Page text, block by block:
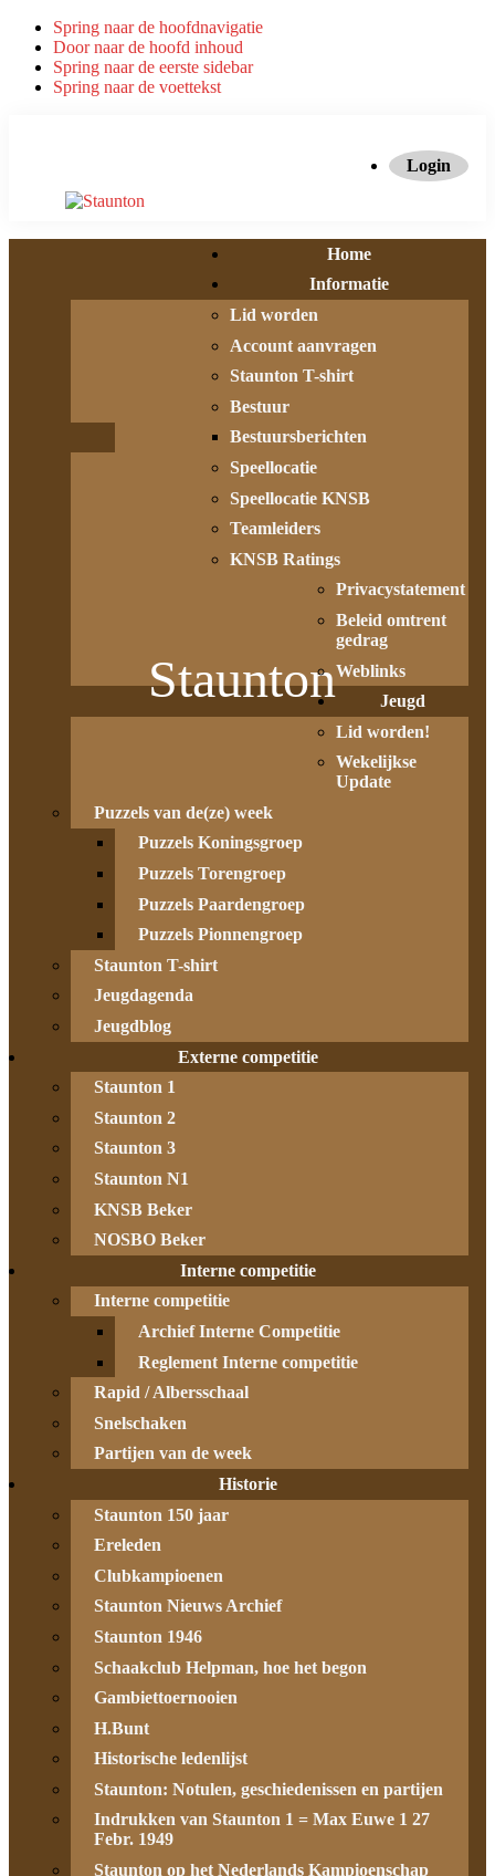
Spring naar de hoofdnavigatie
Door naar de hoofd inhoud
Spring naar de eerste sidebar
Spring naar de voettekst
Login
Staunton
Home
Informatie
Lid worden
Account aanvragen
Staunton T-shirt
Bestuur
Bestuursberichten
Speellocatie
Speellocatie KNSB
Teamleiders
KNSB Ratings
Privacystatement
Beleid omtrent
gedrag
Weblinks
Jeugd
Lid worden!
Wekelijkse
Update
Puzzels van de(ze) week
Puzzels Koningsgroep
Puzzels Torengroep
Puzzels Paardengroep
Puzzels Pionnengroep
Staunton T-shirt
Jeugdagenda
Jeugdblog
Externe competitie
Staunton 1
Staunton 2
Staunton 3
Staunton N1
KNSB Beker
NOSBO Beker
Interne competitie
Interne competitie
Archief Interne Competitie
Reglement Interne competitie
Rapid / Albersschaal
Snelschaken
Partijen van de week
Historie
Staunton 150 jaar
Ereleden
Clubkampioenen
Staunton Nieuws Archief
Staunton 1946
Schaakclub Helpman, hoe het begon
Gambiettoernooien
H.Bunt
Historische ledenlijst
Staunton: Notulen, geschiedenissen en partijen
Indrukken van Staunton 1 = Max Euwe 1 27
Febr. 1949
Staunton op het Nederlands Kampioenschap